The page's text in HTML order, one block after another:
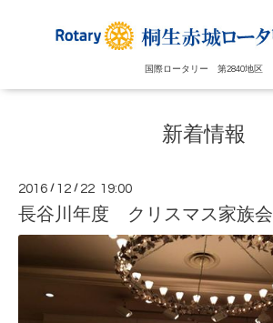
国際ロータリー 第2840地区
新着情報
2016 / 12 / 22 19:00
長谷川年度 クリスマス家族会